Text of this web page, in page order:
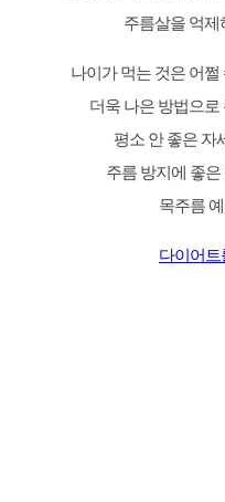
주름살을 억제
나이가 먹는 것은 어
더욱 나은 방법으로
평소 안 좋은 자
주름 방지에 좋
목주름
다이어트